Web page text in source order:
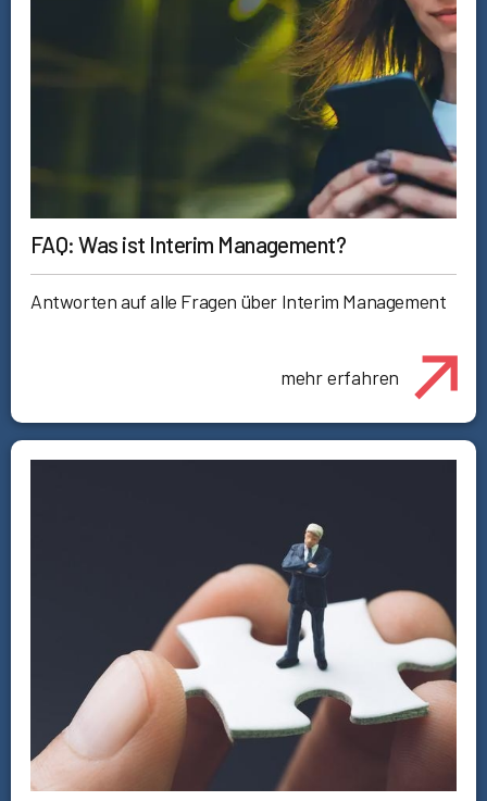
FAQ: Was ist Interim Management?
Antworten auf alle Fragen über Interim Management
mehr erfahren